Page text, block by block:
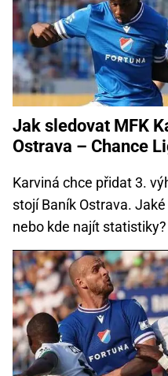
Jak sledovat MFK
Ostrava – Chance
Karviná chce přidat 3.
stojí Baník Ostrava.
nebo kde najít statistiky?